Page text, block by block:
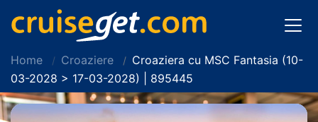
Home Croaziere
Croaziera cu MSC Fantasia (10-
03-2028 > 17-03-2028) | 895445